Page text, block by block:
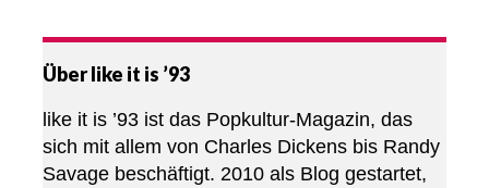
Über like it is ’93
like it is ’93 ist das Popkultur-Magazin, das
sich mit allem von Charles Dickens bis Randy
Savage beschäftigt. 2010 als Blog gestartet,